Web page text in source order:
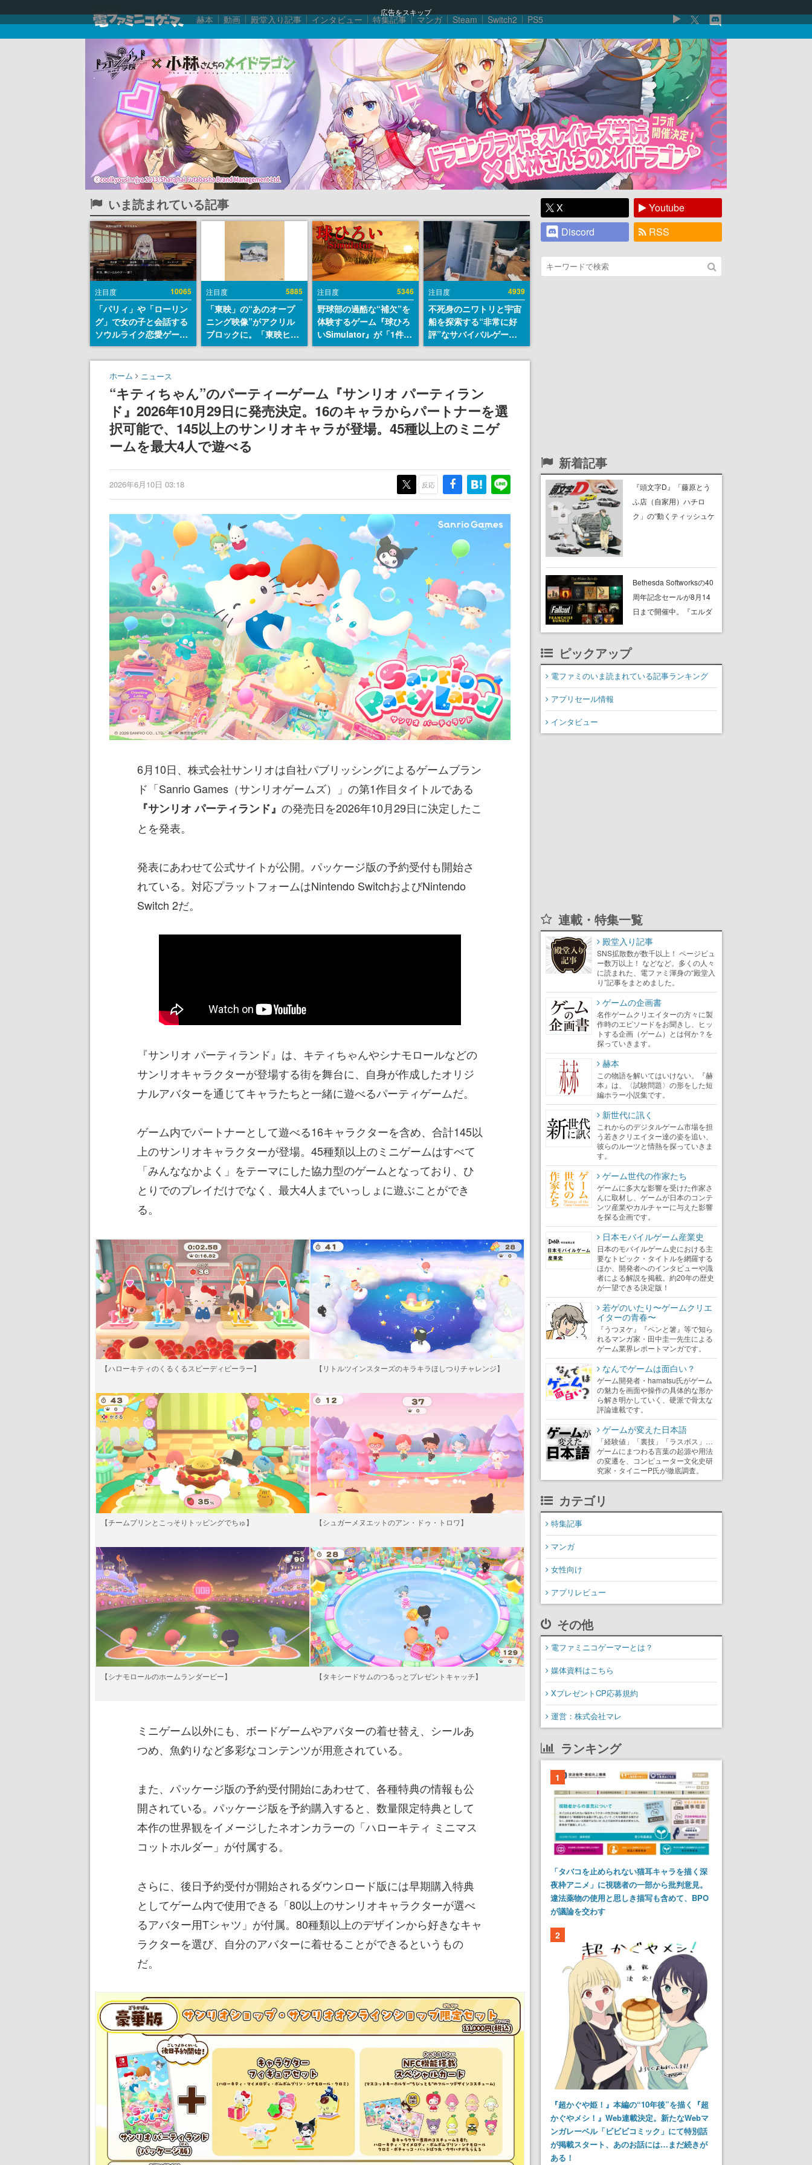
広告をスキップ
赫本 動画 殿堂入り記事 インタビュー 特集記事 マンガ Steam Switch2 PS5
いま読まれている記事
注目度 10065
「パリィ」や「ローリン
グ」で女の子と会話する
ソウルライク恋愛ゲーム
『小早川さんはソウルラ
イク』無料公開。返事に
失敗すると「YOU
注目度 5885
「東映」の“あのオープ
ニング映像”がアクリル
ブロックに。「東映ヒス
トリカル グッズコレクシ
ョン」が8月下旬より発
注目度 5346
野球部の過酷な“補欠”を
体験するゲーム『球ひろ
いSimulator』が「1件」
のウィッシュリストをも
とにチェコ語に対応し
ダム・カム』開発元やチ
ェコのプロ野球選手から
称賛の声
注目度 4939
不死身のニワトリと宇宙
船を探索する“非常に好
評”なサバイバルゲーム
『Breathedge』が無料
で配布中。入手できる期
ホーム ニュース
“キティちゃん”のパーティーゲーム『サンリオ パーティラン
ド』2026年10月29日に発売決定。16のキャラからパートナーを選
択可能で、145以上のサンリオキャラが登場。45種以上のミニゲ
ームを最大4人で遊べる
2026年6月10日 03:18 反応
6月10日、株式会社サンリオは自社パブリッシングによるゲームブラン
ド「Sanrio Games（サンリオゲームズ）」の第1作目タイトルである
『サンリオ パーティランド』 の発売日を2026年10月29日に決定したこ
とを発表。
発表にあわせて公式サイトが公開。パッケージ版の予約受付も開始さ
れている。対応プラットフォームはNintendo SwitchおよびNintendo
Switch 2だ。
『サンリオ パーティランド』は、キティちゃんやシナモロールなどの
サンリオキャラクターが登場する街を舞台に、自身が作成したオリジ
ナルアバターを通じてキャラたちと一緒に遊べるパーティゲームだ。
ゲーム内でパートナーとして遊べる16キャラクターを含め、合計145以
上のサンリオキャラクターが登場。45種類以上のミニゲームはすべて
「みんななかよく」をテーマにした協力型のゲームとなっており、ひ
とりでのプレイだけでなく、最大4人までいっしょに遊ぶことができ
る。
【ハローキティのくるくるスピーディピーラー】 【リトルツインスターズのキラキラほしつりチャレンジ】
【チームプリンとこっそりトッピングでちゅ】 【シュガーメヌエットのアン・ドゥ・トロワ】
【シナモロールのホームランダービー】 【タキシードサムのつるっとプレゼントキャッチ】
ミニゲーム以外にも、ボードゲームやアバターの着せ替え、シールあ
つめ、魚釣りなど多彩なコンテンツが用意されている。
また、パッケージ版の予約受付開始にあわせて、各種特典の情報も公
開されている。パッケージ版を予約購入すると、数量限定特典として
本作の世界観をイメージしたネオンカラーの「ハローキティ ミニマス
コットホルダー」が付属する。
さらに、後日予約受付が開始されるダウンロード版には早期購入特典
としてゲーム内で使用できる「80以上のサンリオキャラクターが選べ
るアバター用Tシャツ」が付属。80種類以上のデザインから好きなキャ
ラクターを選び、自分のアバターに着せることができるというもの
だ。
X
Youtube
Discord
RSS
新着記事
『頭文字D』「藤原とう
ふ店（自家用）ハチロ
ク」の“動くティッシュケ
て、8月11日から8月20日
までの期間限定で開催予
定
Bethesda Softworksの40
周年記念セールが8月14
日まで開催中。『エルダ
ピックアップ
電ファミのいま読まれている記事ランキング
アプリセール情報
インタビュー
連載・特集一覧
殿堂入り記事
SNS拡散数が数千以上！ ページビュ
ー数万以上！ などなど。多くの人々
に読まれた、電ファミ渾身の“殿堂入
り”記事をまとめました。
ゲームの企画書
名作ゲームクリエイターの方々に製
作時のエピソードをお聞きし、ヒッ
トする企画（ゲーム）とは何か？を
探っていきます。
赫本
この物語を解いてはいけない。『赫
本』は、〈試験問題〉の形をした短
編ホラー小説集です。
新世代に訊く
これからのデジタルゲーム市場を担
う若きクリエイター達の姿を追い、
彼らのルーツと情熱を探っていきま
す。
ゲーム世代の作家たち
ゲームに多大な影響を受けた作家さ
んに取材し、ゲームが日本のコンテ
ンツ産業やカルチャーに与えた影響
を探る企画です。
日本モバイルゲーム産業史
日本のモバイルゲーム史における主
要なトピック・タイトルを網羅する
ほか、開発者へのインタビューや識
者による解説を掲載。約20年の歴史
が一望できる決定版！
若ゲのいたり〜ゲームクリエ
イターの青春〜
『うつヌケ』『ペンと箸』等で知ら
れるマンガ家・田中圭一先生による
ゲーム業界レポートマンガです。
なんでゲームは面白い？
ゲーム開発者・hamatsu氏がゲーム
の魅力を画面や操作の具体的な形か
ら解き明かしていく、硬派で骨太な
評論連載です。
ゲームが変えた日本語
「経験値」「裏技」「ラスボス」…
ゲームにまつわる言葉の起源や用法
の変遷を、コンピューター文化史研
究家・タイニーP氏が徹底調査。
カテゴリ
特集記事
マンガ
女性向け
アプリレビュー
その他
電ファミニコゲーマーとは？
媒体資料はこちら
XプレゼントCP応募規約
運営：株式会社マレ
ランキング
1
「タバコを止められない猫耳キャラを描く深
夜枠アニメ」に視聴者の一部から批判意見。
違法薬物の使用と思しき描写も含めて、BPO
が議論を交わす
2
『超かぐや姫！』本編の“10年後”を描く『超
かぐやメシ！』Web連載決定。新たなWebマ
ンガレーベル「ビビビコミック」にて特別話
が掲載スタート、あのお話には…まだ続きが
ある！